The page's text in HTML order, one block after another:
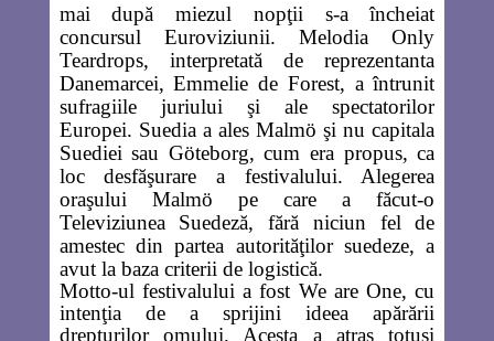
mai după miezul nopţii s-a încheiat
concursul Euroviziunii. MelodiaOnly
Teardrops, interpretată de reprezentanta
Danemarcei, Emmelie de Forest, a întrunit
sufragiile juriului şi ale spectatorilor
Europei. Suedia a ales Malmö şi nu capitala
Suediei sau Göteborg, cum era propus, ca
loc desfăşurare a festivalului. Alegerea
oraşului Malmö pe care a făcut-o
Televiziunea Suedeză, fără niciun fel de
amestec din partea autorităţilor suedeze, a
avut la baza criterii de logistică.
Motto-ul festivalului a fost We are One, cu
intenţia de a sprijini ideea apărării
drepturilor omului. Acesta a atras totuşi